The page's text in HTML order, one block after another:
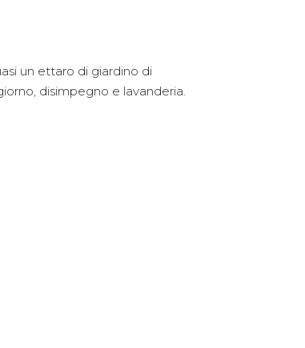
un ettaro di giardino di
disimpegno e lavanderia.